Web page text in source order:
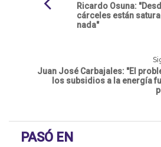
Ricardo Osuna:
cárceles están
nada"
Juan José Carbajales: "El
los subsidios a la energía
PASÓ EN